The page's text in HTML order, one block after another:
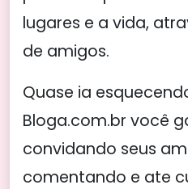
lugares e a vida,
de amigos.
Quase ia
Bloga.com.br você
convidando seus
comentando e ate